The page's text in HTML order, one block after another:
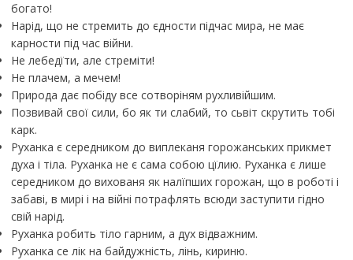
богато!
Нарід, що не стремить до єдности підчас мира, не має
карности під час війни.
Не лебедїти, але стреміти!
Не плачем, а мечем!
Природа дає побіду все сотворіням рухливійшим.
Позвивай свої сили, бо як ти слабий, то сьвіт скрутить тобі
карк.
Руханка є середником до виплеканя горожанських прикмет
духа і тіла. Руханка не є сама собою цїлию. Руханка є лише
середником до вихованя як налїпших горожан, що в роботі і
забаві, в мирі і на війні потрафлять всюди заступити гідно
свій нарід.
Руханка робить тіло гарним, а дух відважним.
Руханка се лік на байдужність, лінь, кириню.